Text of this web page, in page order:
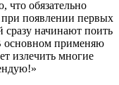
что обязательно
появлении первых
начинают поить
основном применяю
излечить многие